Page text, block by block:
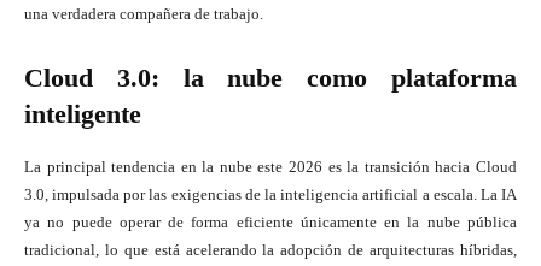
una verdadera compañera de trabajo.
Cloud 3.0: la nube como plataforma
inteligente
La principal tendencia en la nube este 2026 es la transición hacia Cloud
3.0, impulsada por las exigencias de la inteligencia artificial a escala. La IA
ya no puede operar de forma eficiente únicamente en la nube pública
tradicional, lo que está acelerando la adopción de arquitecturas híbridas,